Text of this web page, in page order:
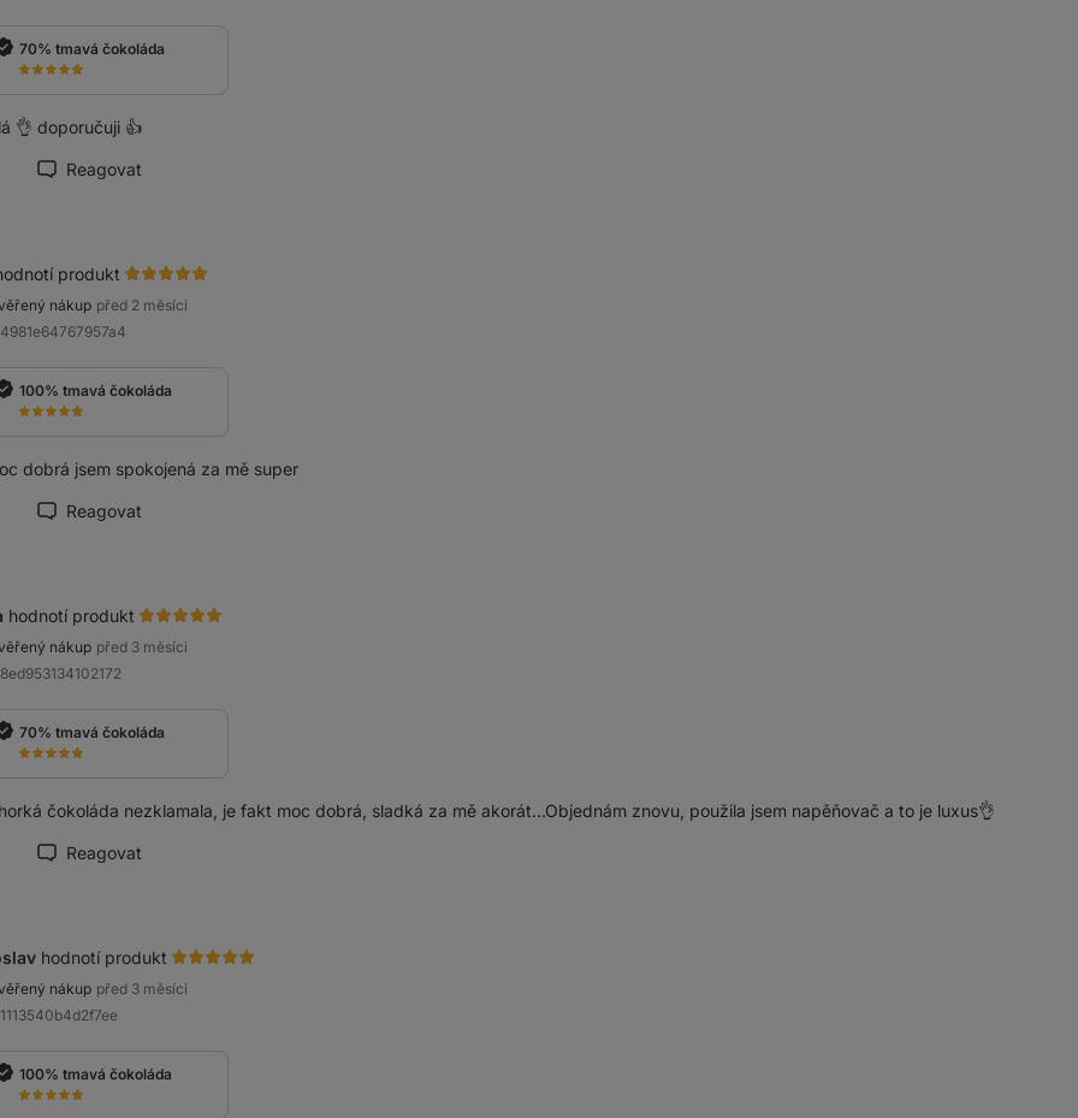
70% tmavá čokoláda
👌 doporučuji 👍
recenzi jako přínosnou
Reagovat
produkt
nákup před 2 měsíci
100% tmavá čokoláda
dobrá jsem spokojená za mě super
recenzi jako přínosnou
Reagovat
hodnotí produkt
nákup před 3 měsíci
70% tmavá čokoláda
čokoláda nezklamala, je fakt moc dobrá, sladká za mě akorát…Objednám znovu, použila jsem napěňovač a to je luxus👌
recenzi jako přínosnou
Reagovat
hodnotí produkt
nákup před 3 měsíci
100% tmavá čokoláda